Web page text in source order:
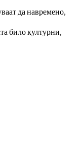
да навремено,
било културни,